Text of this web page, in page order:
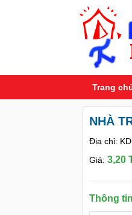
Trang
NHÀ
Địa chỉ:
Giá: 3,20
Thông